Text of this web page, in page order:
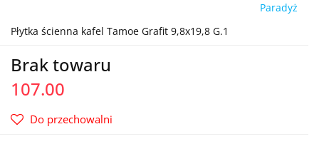
Paradyż
Płytka ścienna kafel Tamoe Grafit 9,8x19,8 G.1
Brak towaru
107.00
Do przechowalni